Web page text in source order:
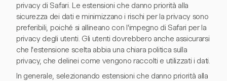
privacy di Safari. Le estensioni che danno priorità alla
sicurezza dei dati e minimizzano i rischi per la privacy sono
preferibili, poiché si allineano con l'impegno di Safari per la
privacy degli utenti. Gli utenti dovrebbero anche assicurarsi
che l'estensione scelta abbia una chiara politica sulla
privacy, che delinei come vengono raccolti e utilizzati i dati.
In generale, selezionando estensioni che danno priorità alla